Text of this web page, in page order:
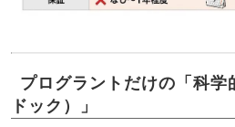
プログラントだけの「科学
ドック）」